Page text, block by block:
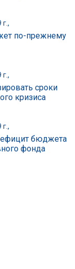
по-прежнему
сроки
кризиса
бюджета
фонда